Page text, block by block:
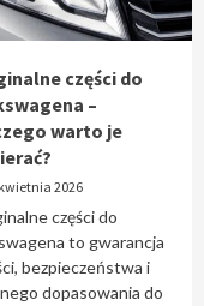
cyfrowe
warto odkrywać
–
części do
–
warto je
2026
części do
to gwarancja
bezpieczeństwa i
dopasowania do